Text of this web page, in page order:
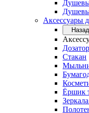
Аксессуары
Назад
Стакан
Ёршик